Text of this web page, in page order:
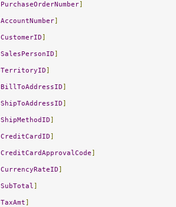
PurchaseOrderNumber]
AccountNumber]
CustomerID]
SalesPersonID]
TerritoryID]
BillToAddressID]
ShipToAddressID]
ShipMethodID]
CreditCardID]
CreditCardApprovalCode]
CurrencyRateID]
SubTotal]
TaxAmt]